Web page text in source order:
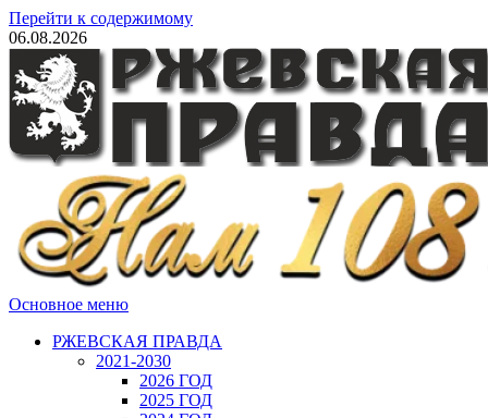
Перейти к содержимому
06.08.2026
Основное меню
РЖЕВСКАЯ ПРАВДА
2021-2030
2026 ГОД
2025 ГОД